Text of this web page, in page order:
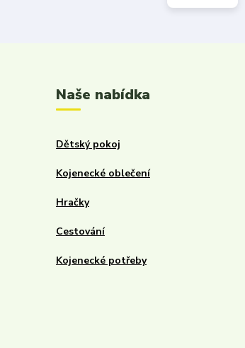
Naše nabídka
Dětský pokoj
Kojenecké oblečení
Hračky
Cestování
Kojenecké potřeby